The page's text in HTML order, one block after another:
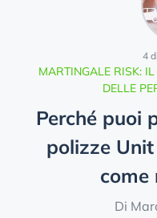
MARTINGALE RISK:
DELLE
4
Perché puoi
polizze
come
Di